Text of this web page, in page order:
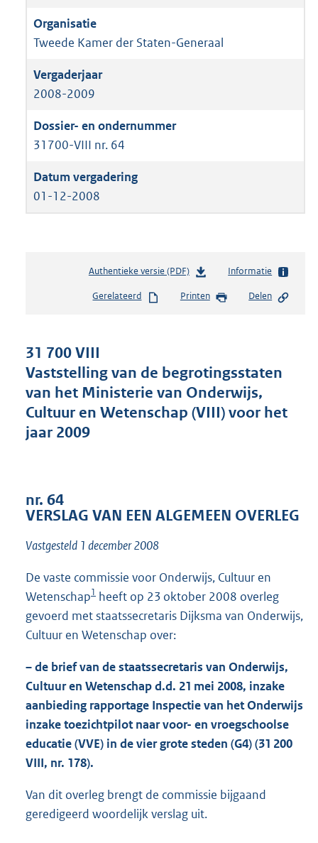
Tweede Kamer der Staten-Generaal
2008-2009
31700-VIII nr. 64
01-12-2008
Authentieke versie (PDF)b
s
s
g
o
9
4
Informatie
Gerelateerd Printen Delen
31 700 VIII
Vaststelling van de begrotingsstaten
van het Ministerie van Onderwijs,
Cultuur en Wetenschap (VIII) voor het
jaar 2009
nr. 64
VERSLAG VAN EEN ALGEMEEN OVERLEG
Vastgesteld 1 december 2008
De vaste commissie voor Onderwijs, Cultuur en
Wetenschap1 heeft op 23 oktober 2008 overleg
gevoerd met staatssecretaris Dijksma van Onderwijs,
Cultuur en Wetenschap over:
– de brief van de staatssecretaris van Onderwijs,
Cultuur en Wetenschap d.d. 21 mei 2008, inzake
aanbieding rapportage Inspectie van het Onderwijs
inzake toezichtpilot naar voor- en vroegschoolse
educatie (VVE) in de vier grote steden (G4) (31 200
VIII, nr. 178).
Van dit overleg brengt de commissie bijgaand
geredigeerd woordelijk verslag uit.